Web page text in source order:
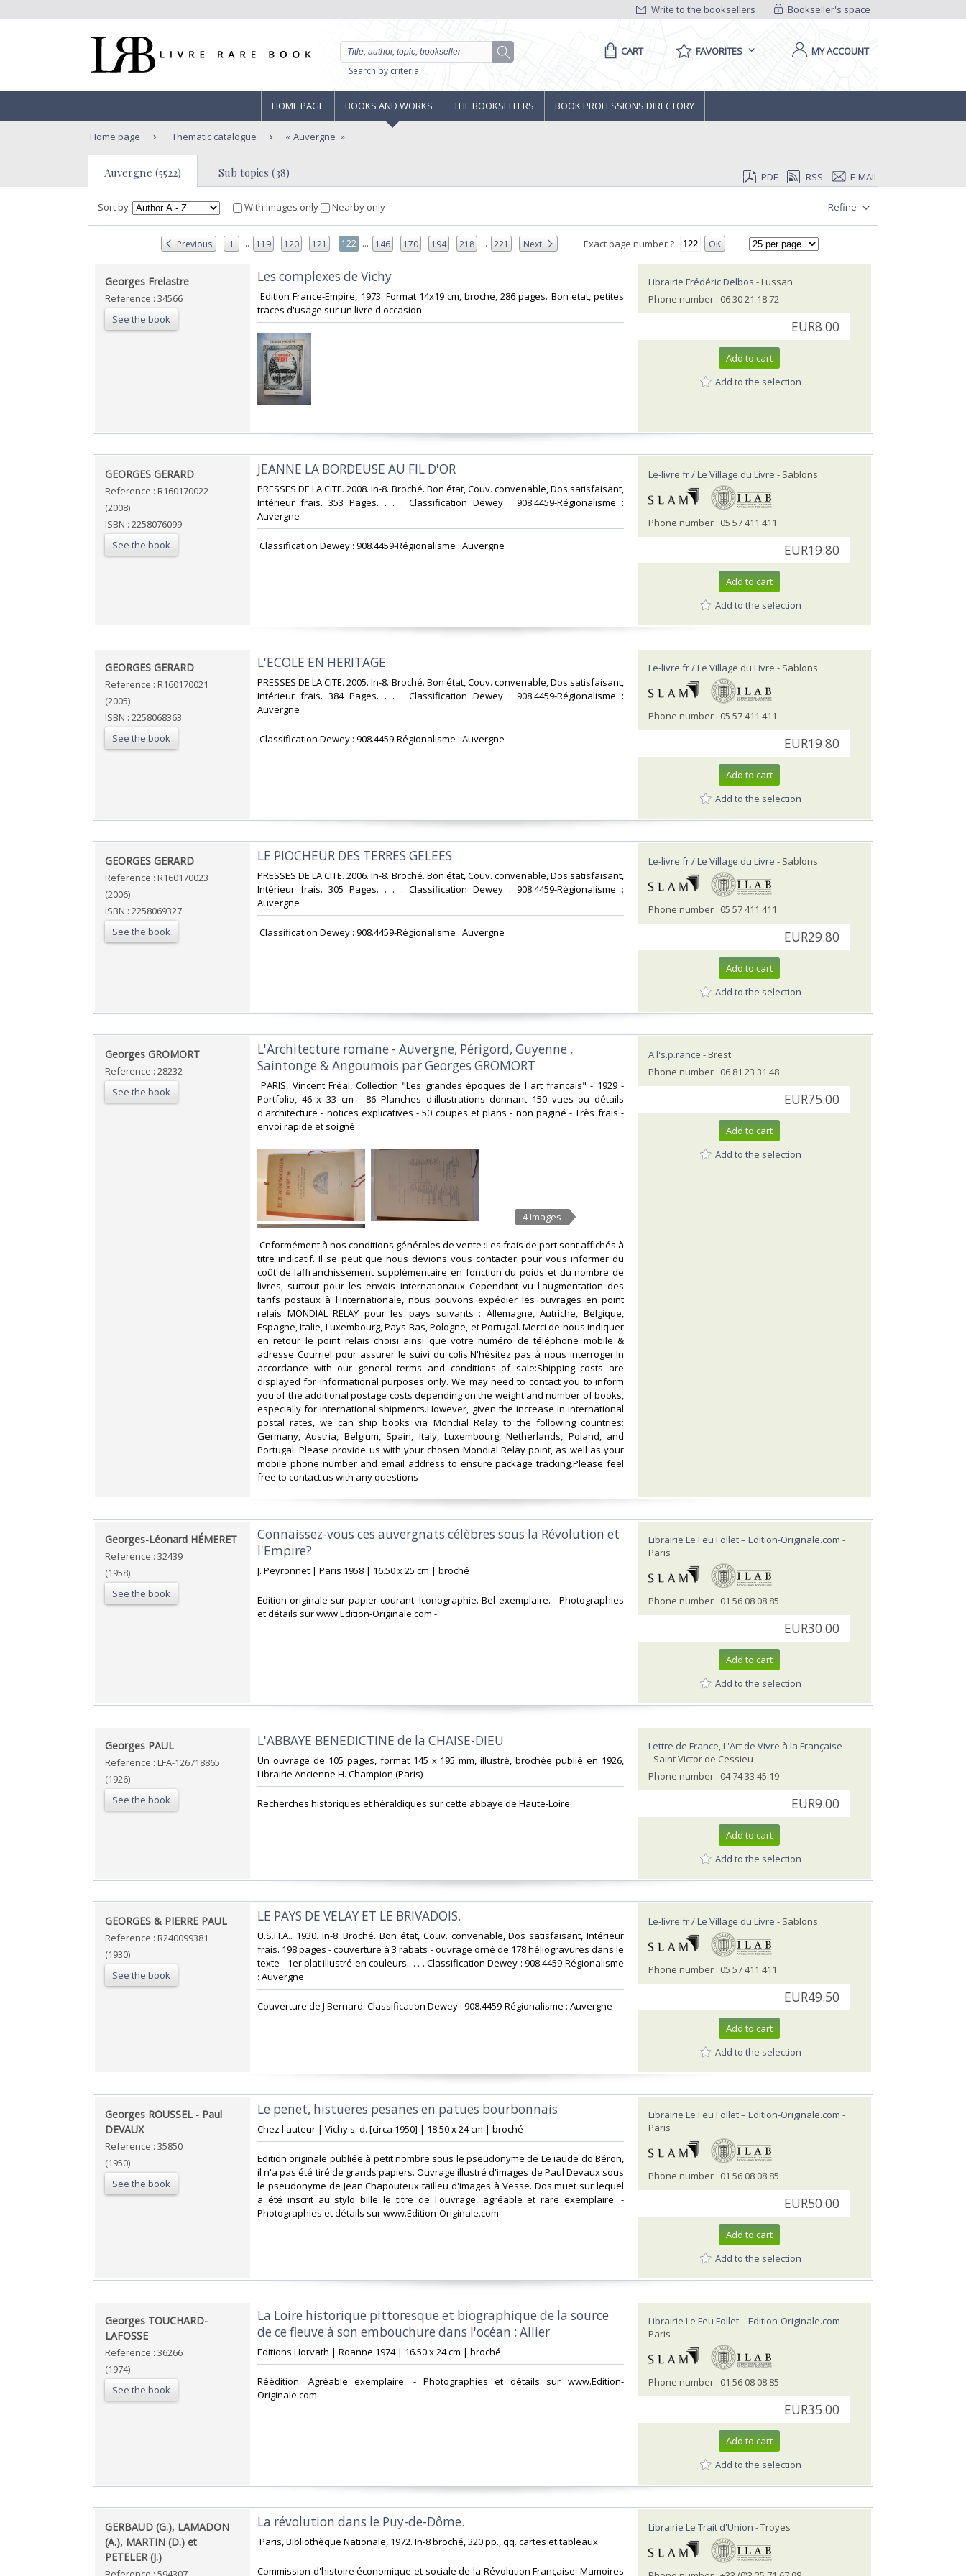
Bookseller's space
Write to the booksellers
Search by criteria
CART FAVORITES MY ACCOUNT
HOME PAGE BOOKS AND WORKS THE BOOKSELLERS BOOK PROFESSIONS DIRECTORY
Home page Thematic catalogue Auvergne
Auvergne (5522) Sub topics (38) PDF RSS E-MAIL
Sort by With images only Nearby only Refine
Previous 1 ... 119 120 121 122 ... 146 170 194 218 ... 221 Next Exact page number ? OK
‎Georges Frelastre ‎
Reference : 34566
See the book
‎Les complexes de Vichy ‎
‎ Edition France-Empire, 1973. Format 14x19 cm, broche, 286 pages. Bon etat, petites
traces d'usage sur un livre d'occasion. ‎
Librairie Frédéric Delbos - Lussan
Phone number : 06 30 21 18 72
EUR8.00
Add to cart
Add to the selection
‎GEORGES GERARD‎
Reference : R160170022
(2008)
ISBN : 2258076099
See the book
‎JEANNE LA BORDEUSE AU FIL D'OR‎
‎PRESSES DE LA CITE. 2008. In-8. Broché. Bon état, Couv. convenable, Dos satisfaisant,
Intérieur frais. 353 Pages. . . . Classification Dewey : 908.4459-Régionalisme :
Auvergne‎
‎ Classification Dewey : 908.4459-Régionalisme : Auvergne‎
Le-livre.fr / Le Village du Livre - Sablons
Phone number : 05 57 411 411
EUR19.80
Add to cart
Add to the selection
‎GEORGES GERARD‎
Reference : R160170021
(2005)
ISBN : 2258068363
See the book
‎L'ECOLE EN HERITAGE‎
‎PRESSES DE LA CITE. 2005. In-8. Broché. Bon état, Couv. convenable, Dos satisfaisant,
Intérieur frais. 384 Pages. . . . Classification Dewey : 908.4459-Régionalisme :
Auvergne‎
‎ Classification Dewey : 908.4459-Régionalisme : Auvergne‎
Le-livre.fr / Le Village du Livre - Sablons
Phone number : 05 57 411 411
EUR19.80
Add to cart
Add to the selection
‎GEORGES GERARD‎
Reference : R160170023
(2006)
ISBN : 2258069327
See the book
‎LE PIOCHEUR DES TERRES GELEES‎
‎PRESSES DE LA CITE. 2006. In-8. Broché. Bon état, Couv. convenable, Dos satisfaisant,
Intérieur frais. 305 Pages. . . . Classification Dewey : 908.4459-Régionalisme :
Auvergne‎
‎ Classification Dewey : 908.4459-Régionalisme : Auvergne‎
Le-livre.fr / Le Village du Livre - Sablons
Phone number : 05 57 411 411
EUR29.80
Add to cart
Add to the selection
‎Georges GROMORT‎
Reference : 28232
See the book
‎L'Architecture romane - Auvergne, Périgord, Guyenne ,
Saintonge & Angoumois par Georges GROMORT‎
‎ PARIS, Vincent Fréal, Collection "Les grandes époques de l art francais" - 1929 -
Portfolio, 46 x 33 cm - 86 Planches d'illustrations donnant 150 vues ou détails
d'architecture - notices explicatives - 50 coupes et plans - non paginé - Très frais -
envoi rapide et soigné‎
4 Images
‎ Cnformément à nos conditions générales de vente :Les frais de port sont affichés à
titre indicatif. Il se peut que nous devions vous contacter pour vous informer du
coût de laffranchissement supplémentaire en fonction du poids et du nombre de
livres, surtout pour les envois internationaux Cependant vu l'augmentation des
tarifs postaux à l'internationale, nous pouvons expédier les ouvrages en point
relais MONDIAL RELAY pour les pays suivants : Allemagne, Autriche, Belgique,
Espagne, Italie, Luxembourg, Pays-Bas, Pologne, et Portugal. Merci de nous indiquer
en retour le point relais choisi ainsi que votre numéro de téléphone mobile &
adresse Courriel pour assurer le suivi du colis.N'hésitez pas à nous interroger.In
accordance with our general terms and conditions of sale:Shipping costs are
displayed for informational purposes only. We may need to contact you to inform
you of the additional postage costs depending on the weight and number of books,
especially for international shipments.However, given the increase in international
postal rates, we can ship books via Mondial Relay to the following countries:
Germany, Austria, Belgium, Spain, Italy, Luxembourg, Netherlands, Poland, and
Portugal. Please provide us with your chosen Mondial Relay point, as well as your
mobile phone number and email address to ensure package tracking.Please feel
free to contact us with any questions‎
A l's.p.rance - Brest
Phone number : 06 81 23 31 48
EUR75.00
Add to cart
Add to the selection
‎Georges-Léonard HÉMERET‎
Reference : 32439
(1958)
See the book
‎Connaissez-vous ces auvergnats célèbres sous la Révolution et
l'Empire?‎
‎J. Peyronnet | Paris 1958 | 16.50 x 25 cm | broché‎
‎Edition originale sur papier courant. Iconographie. Bel exemplaire. - Photographies
et détails sur www.Edition-Originale.com -‎
Librairie Le Feu Follet – Edition-Originale.com -
Paris
Phone number : 01 56 08 08 85
EUR30.00
Add to cart
Add to the selection
‎Georges PAUL‎
Reference : LFA-126718865
(1926)
See the book
‎L'ABBAYE BENEDICTINE de la CHAISE-DIEU ‎
‎Un ouvrage de 105 pages, format 145 x 195 mm, illustré, brochée publié en 1926,
Librairie Ancienne H. Champion (Paris)‎
‎Recherches historiques et héraldiques sur cette abbaye de Haute-Loire‎
Lettre de France, L'Art de Vivre à la Française
- Saint Victor de Cessieu
Phone number : 04 74 33 45 19
EUR9.00
Add to cart
Add to the selection
‎GEORGES & PIERRE PAUL‎
Reference : R240099381
(1930)
See the book
‎LE PAYS DE VELAY ET LE BRIVADOIS.‎
‎U.S.H.A.. 1930. In-8. Broché. Bon état, Couv. convenable, Dos satisfaisant, Intérieur
frais. 198 pages - couverture à 3 rabats - ouvrage orné de 178 héliogravures dans le
texte - 1er plat illustré en couleurs.. . . . Classification Dewey : 908.4459-Régionalisme
: Auvergne‎
‎Couverture de J.Bernard. Classification Dewey : 908.4459-Régionalisme : Auvergne‎
Le-livre.fr / Le Village du Livre - Sablons
Phone number : 05 57 411 411
EUR49.50
Add to cart
Add to the selection
‎Georges ROUSSEL - Paul
DEVAUX‎
Reference : 35850
(1950)
See the book
‎Le penet, histueres pesanes en patues bourbonnais‎
‎Chez l'auteur | Vichy s. d. [circa 1950] | 18.50 x 24 cm | broché‎
‎Edition originale publiée à petit nombre sous le pseudonyme de Le iaude do Béron,
il n'a pas été tiré de grands papiers. Ouvrage illustré d'images de Paul Devaux sous
le pseudonyme de Jean Chapouteux tailleu d'images à Vesse. Dos muet sur lequel
a été inscrit au stylo bille le titre de l'ouvrage, agréable et rare exemplaire. -
Photographies et détails sur www.Edition-Originale.com -‎
Librairie Le Feu Follet – Edition-Originale.com -
Paris
Phone number : 01 56 08 08 85
EUR50.00
Add to cart
Add to the selection
‎Georges TOUCHARD-
LAFOSSE‎
Reference : 36266
(1974)
See the book
‎La Loire historique pittoresque et biographique de la source
de ce fleuve à son embouchure dans l'océan : Allier‎
‎Editions Horvath | Roanne 1974 | 16.50 x 24 cm | broché‎
‎Réédition. Agréable exemplaire. - Photographies et détails sur www.Edition-
Originale.com -‎
Librairie Le Feu Follet – Edition-Originale.com -
Paris
Phone number : 01 56 08 08 85
EUR35.00
Add to cart
Add to the selection
‎GERBAUD (G.), LAMADON
(A.), MARTIN (D.) et
PETELER (J.)‎
‎La révolution dans le Puy-de-Dôme.‎
‎ Paris, Bibliothèque Nationale, 1972. In-8 broché, 320 pp., qq. cartes et tableaux. ‎
‎Commission d'histoire économique et sociale de la Révolution Française. Mamoires
Librairie Le Trait d'Union - Troyes